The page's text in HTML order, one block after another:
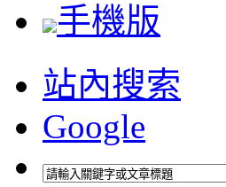
手機版
站內搜索
Google